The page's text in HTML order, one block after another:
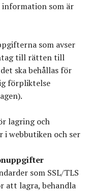
som är
som avser
till rätten till
ska behållas för
förpliktelse
lagring och
i webbutiken och ser
som SSL/TLS
att lagra, behandla